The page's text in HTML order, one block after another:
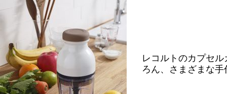
レコルトのカプセ
ろん、さまざまな